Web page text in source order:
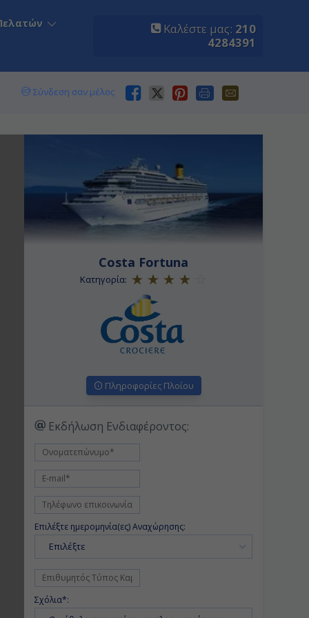
Καλέστε μας: 210
4284391
Σύνδεση σαν μέλος
Costa Fortuna
Κατηγορία:
Πληροφορίες Πλοίου
Εκδήλωση Ενδιαφέροντος:
Επιλέξτε ημερομηνία(ες) Αναχώρησης:
Επιλέξτε
Σχόλια*: